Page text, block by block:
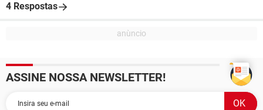
4 Respostas
ASSINE NOSSA NEWSLETTER!